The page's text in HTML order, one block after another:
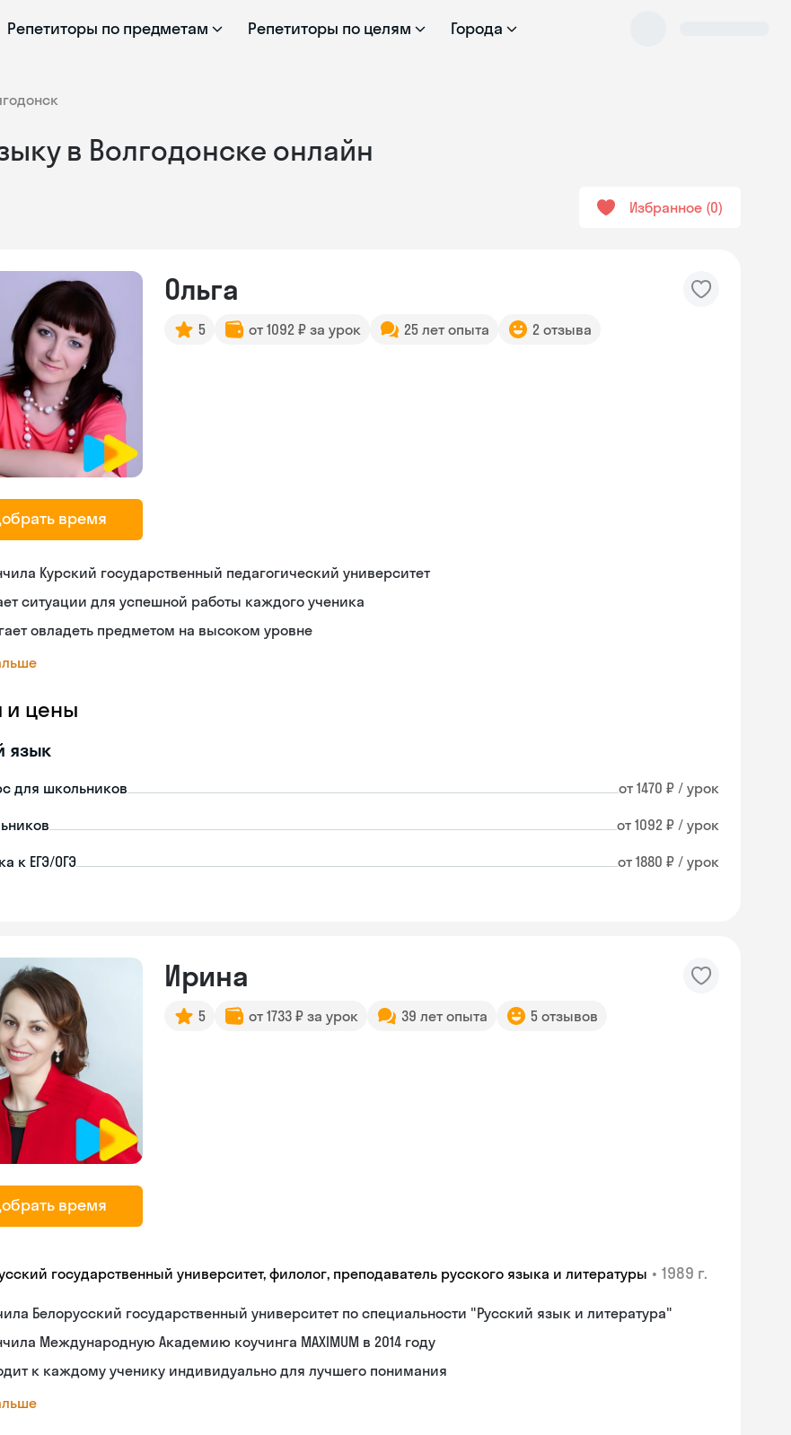
Репетиторы по предметам Репетиторы по целям Города
в Волгодонске онлайн
Избранное 0
время
Ольга
5 от 1092 ₽ за урок 25 лет опыта 2 отзыва
Курский государственный педагогический университет
ситуации для успешной работы каждого ученика
овладеть предметом на высоком уровне
и цены
язык
для школьников от 1470 ₽ / урок
от 1092 ₽ / урок
к ЕГЭ/ОГЭ от 1880 ₽ / урок
время
Ирина
5 от 1733 ₽ за урок 39 лет опыта 5 отзывов
государственный университет, филолог, преподаватель русского языка и литературы • 1989 г.
Белорусский государственный университет по специальности "Русский язык и литература"
Международную Академию коучинга MAXIMUM в 2014 году
к каждому ученику индивидуально для лучшего понимания